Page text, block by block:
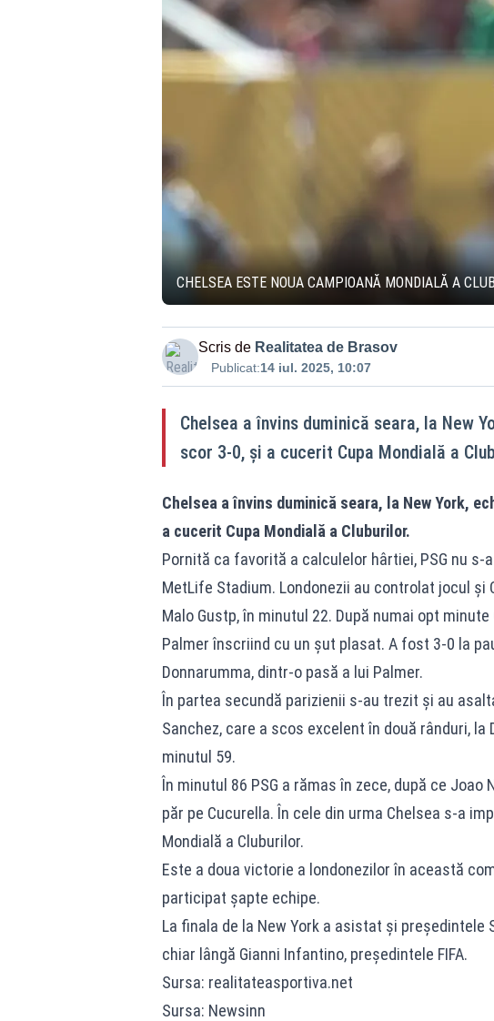
CHELSEA ESTE NOUA CAMPIOANĂ MONDIALĂ A
Scris de Realitatea de Brasov
Publicat:14 iul. 2025, 10:07
Chelsea a învins duminică seara, la New
scor 3-0, şi a cucerit Cupa Mondială a
Chelsea a învins duminică seara, la New York,
a cucerit Cupa Mondială a Cluburilor.
Pornită ca favorită a calculelor hârtiei, PSG nu s-
MetLife Stadium. Londonezii au controlat jocul şi
Malo Gustp, în minutul 22. După numai opt
Palmer înscriind cu un şut plasat. A fost 3-0 la
Donnarumma, dintr-o pasă a lui Palmer.
În partea secundă parizienii s-au trezit şi au
Sanchez, care a scos excelent în două rânduri, la
minutul 59.
În minutul 86 PSG a rămas în zece, după ce
păr pe Cucurella. În cele din urma Chelsea s-a
Mondială a Cluburilor.
Este a doua victorie a londonezilor în această
participat şapte echipe.
La finala de la New York a asistat şi preşedintele
chiar lângă Gianni Infantino, preşedintele FIFA.
Sursa: realitateasportiva.net
Sursa: Newsinn